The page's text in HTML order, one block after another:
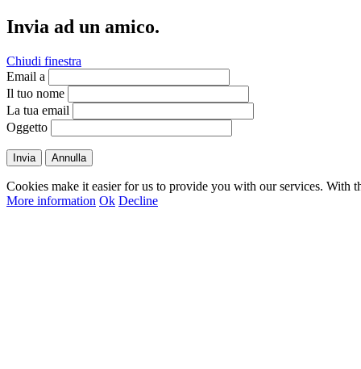
Invia ad un amico.
Chiudi finestra
Email a
Il tuo nome
La tua email
Oggetto
Invia Annulla
Cookies make it easier for us to provide you with our services. With
More information Ok Decline